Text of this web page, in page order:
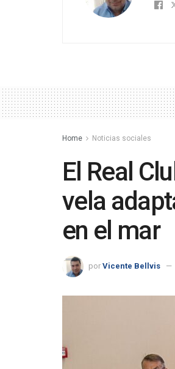
Home Noticias sociales
El Real
vela
en el mar
por Vicente Bellvis